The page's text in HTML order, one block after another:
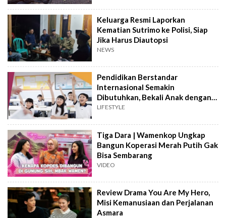
Keluarga Resmi Laporkan
Kematian Sutrimo ke Polisi, Siap
Jika Harus Diautopsi
NEWS
Pendidikan Berstandar
Internasional Semakin
Dibutuhkan, Bekali Anak dengan
Keterampilan Masa Depan
LIFESTYLE
Tiga Dara | Wamenkop Ungkap
Bangun Koperasi Merah Putih Gak
Bisa Sembarang
VIDEO
Review Drama You Are My Hero,
Misi Kemanusiaan dan Perjalanan
Asmara